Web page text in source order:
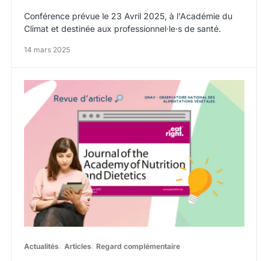
Conférence prévue le 23 Avril 2025, à l'Académie du
Climat et destinée aux professionnel·le·s de santé.
14 mars 2025
Actualités Articles Regard complémentaire